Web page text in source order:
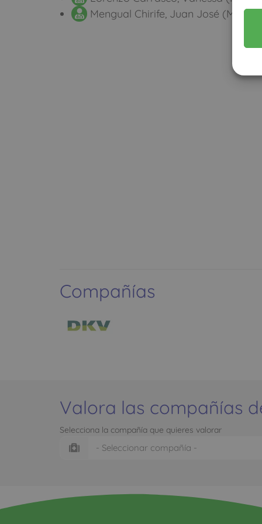
Mengual Chirife, Juan José (Mútua
Compañías
Valora las compañías
Selecciona la compañía que quieres valorar